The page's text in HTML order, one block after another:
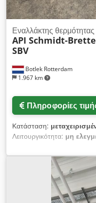
Botlek Rotterdam
1.967 km
Εναλλάκτης
API Schmidt-
SBV
Πληροφορίες
Κατάσταση:
Λειτουργικότητα: μη
πλακών API Heat Transfer
βιομηχανική κατάσταση.
Κατασκευαστής: API
Μάρκα: API Heat Transfer
κατασκευής: 2019
Θερμοκρασία